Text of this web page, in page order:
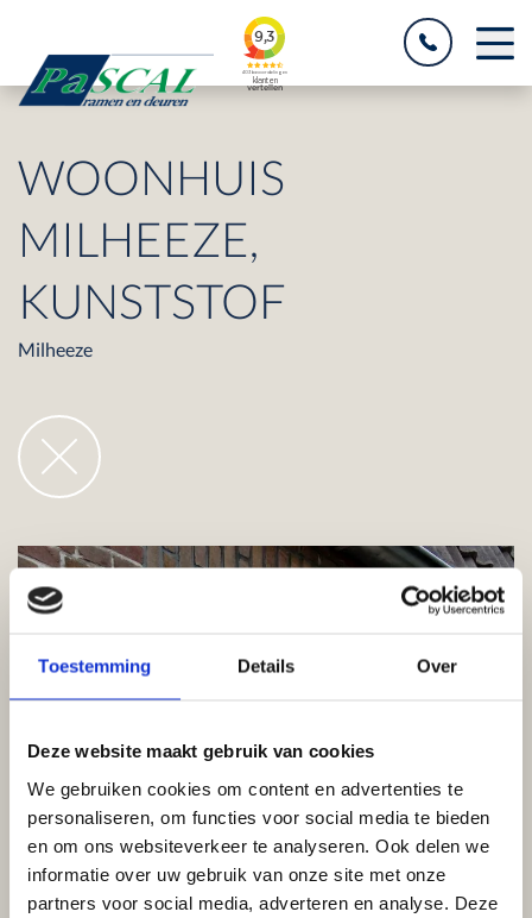
Toestemming Details Over
Deze website maakt gebruik van cookies
We gebruiken cookies om content en advertenties te
personaliseren, om functies voor social media te bieden
en om ons websiteverkeer te analyseren. Ook delen we
informatie over uw gebruik van onze site met onze
partners voor social media, adverteren en analyse. Deze
WOONHUIS
MILHEEZE,
KUNSTSTOF
Milheeze